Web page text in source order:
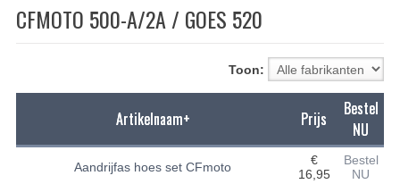
CFMOTO 500-A/2A / GOES 520
BRANDSTOF SYSTEEM
PLASTIC PARTS
CFMOTO 500-A/2A / GOES 520
Toon:
Artikelnaam+ Prijs
Bestel
NU
Aandrijfas hoes set CFmoto
€
16,95
Bestel
NU